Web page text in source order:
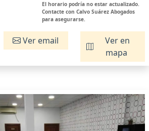
El horario podría no estar actualizado.
Contacte con Calvo Suárez Abogados
para asegurarse.
Ver email
Ver en
mapa